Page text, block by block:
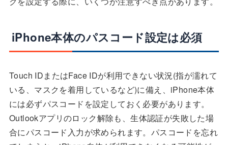
iPhone本体のパスコード設定は必須
Touch IDまたはFace IDが利用できない状況(指が濡れて
いる、マスクを着用しているなど)に備え、iPhone本体
には必ずパスコードを設定しておく必要があります。
Outlookアプリのロック解除も、生体認証が失敗した場
合にパスコード入力が求められます。パスコードを忘れ